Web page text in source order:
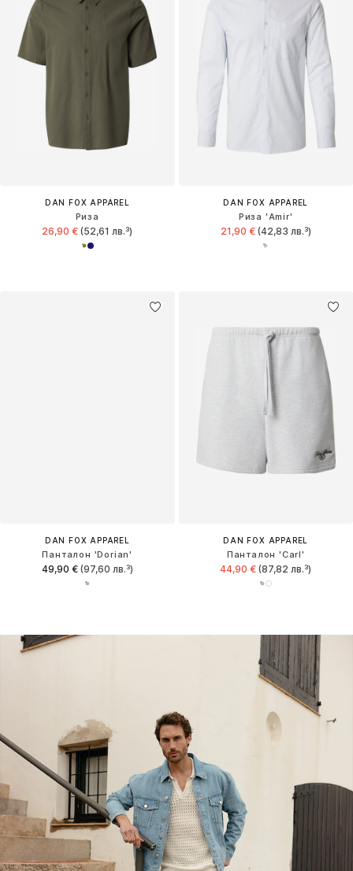
DAN FOX APPAREL
Риза
26,90 € (52,61 лв.³)
DAN FOX APPAREL
Риза 'Amir'
21,90 €(42,83 лв.³)
DAN FOX APPAREL
Панталон 'Dorian'
49,90 €(97,60 лв.³)
DAN FOX APPAREL
Панталон 'Carl'
44,90 € (87,82 лв.³)